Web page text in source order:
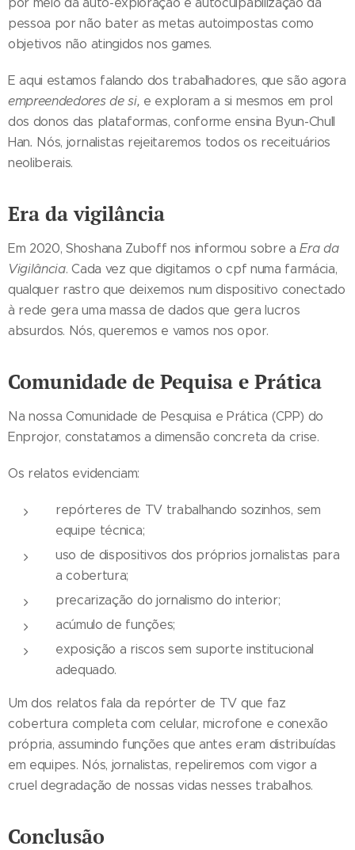
pessoa por não bater as metas autoimpostas como
objetivos não atingidos nos games.
E aqui estamos falando dos trabalhadores, que são agora
empreendedores de si, e exploram a si mesmos em prol
dos donos das plataformas, conforme ensina Byun-Chull
Han. Nós, jornalistas rejeitaremos todos os receituários
neoliberais.
Era da vigilância
Em 2020, Shoshana Zuboff nos informou sobre aEra da
Vigilância. Cada vez que digitamos o cpf numa farmácia,
qualquer rastro que deixemos num dispositivo conectado
à rede gera uma massa de dados que gera lucros
absurdos. Nós, queremos e vamos nos opor.
Comunidade de Pequisa e Prática
Na nossa Comunidade de Pesquisa e Prática (CPP) do
Enprojor, constatamos a dimensão concreta da crise.
Os relatos evidenciam:
repórteres de TV trabalhando sozinhos, sem
equipe técnica;
uso de dispositivos dos próprios jornalistas para
a cobertura;
precarização do jornalismo do interior;
acúmulo de funções;
exposição a riscos sem suporte institucional
adequado.
Um dos relatos fala da repórter de TV que faz
cobertura completa com celular, microfone e conexão
própria, assumindo funções que antes eram distribuídas
em equipes. Nós, jornalistas, repeliremos com vigor a
cruel degradação de nossas vidas nesses trabalhos.
Conclusão